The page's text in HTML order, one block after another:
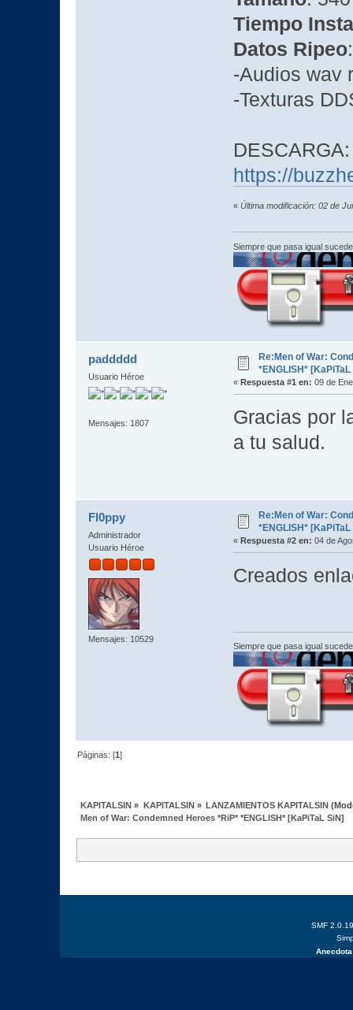
Tiempo
Datos Ripeo:
-Audios wav
-Texturas
DESCARGA:
https://
« Última modificación: 02 de
Siempre que pasa igual
paddddd
Usuario Héroe
Mensajes: 1807
Re:Men of War:
*ENGLISH* [KaPiTaL
« Respuesta #1 en: 09 de
Gracias por
a tu salud.
Fl0ppy
Administrador
Usuario Héroe
Mensajes: 10529
Re:Men of War:
*ENGLISH* [KaPiTaL
« Respuesta #2 en: 04 de
Creados
Siempre que pasa igual
Páginas: [1]
KAPITALSIN » KAPITALSIN» LANZAMIENTOS KAPITALSIN
Men of War: Condemned Heroes *RiP* *ENGLISH* [KaPiTaL SiN]
SMF 2.0.19
Anecdota